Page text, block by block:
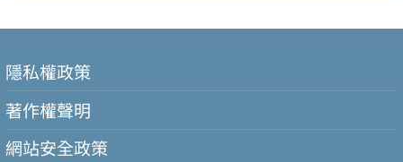
隱私權政策
著作權聲明
網站安全政策